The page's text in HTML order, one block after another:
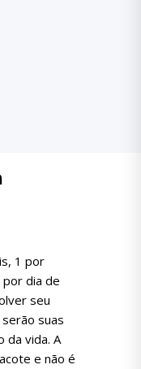
1 por
por dia de
seu
suas
da vida. A
e não é